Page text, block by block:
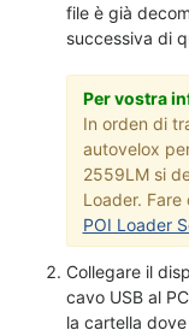
file è già
successiva di
Per vostra
In orden di
autovelox
2559LM si
Loader.
POI Loader
Collegare il
cavo USB al
la cartella